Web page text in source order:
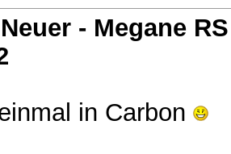
- Megane
in Carbon